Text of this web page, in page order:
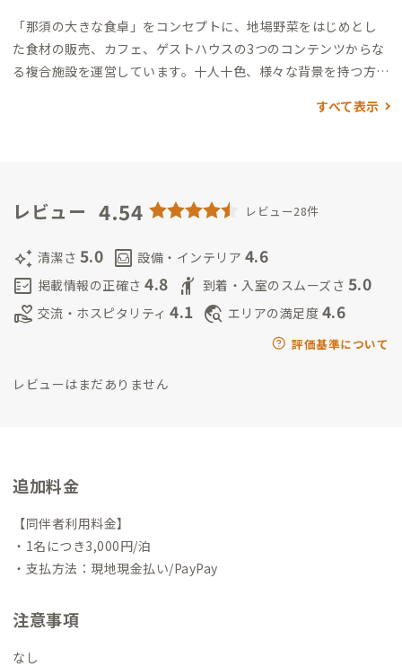
「那須の大きな食卓」をコンセプトに、地場野菜をはじめとし
た食材の販売、カフェ、ゲストハウスの3つのコンテンツからな
る複合施設を運営しています。 十人十色、様々な背景を持つ方々
な、家づくり、地域のお伝えなどができたらと思っています。
すべて表示
レビュー 4.54 レビュー28件
auto_awesome 清潔さ 5.0 living 設備・インテリア 4.6
fact_check 掲載情報の正確さ 4.8 hail 到着・入室のスムーズさ 5.0
volunteer_activism 交流・ホスピタリティ 4.1 travel_explore エリアの満足度 4.6
評価基準について
レビューはまだありません
追加料金
【同伴者利用料金】
・1名につき3,000円/泊
・支払方法：現地現金払い/PayPay
注意事項
なし